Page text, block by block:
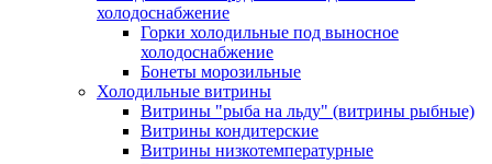
холодоснабжение
Горки холодильные под выносное
холодоснабжение
Бонеты морозильные
Холодильные витрины
Витрины "рыба на льду" (витрины рыбные)
Витрины кондитерские
Витрины низкотемпературные